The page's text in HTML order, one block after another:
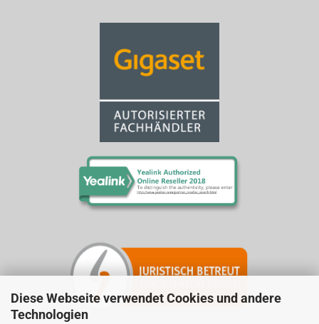
Diese Webseite verwendet Cookies und andere
Technologien